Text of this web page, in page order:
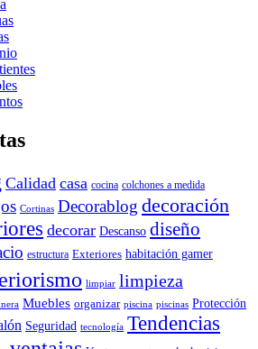
Calidad casa cocina colchones a medida
Cortinas Decorablog decoración
decorar Descanso diseño
estructura Exteriores habitación gamer
limpiar limpieza
Muebles organizar piscina piscinas Protección
Seguridad tecnología Tendencias